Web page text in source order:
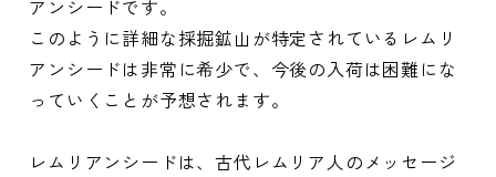
アンシードです。
このように詳細な採掘鉱山が特定されているレムリ
アンシードは非常に希少で、今後の入荷は困難にな
っていくことが予想されます。
レムリアンシードは、古代レムリア人のメッセージ